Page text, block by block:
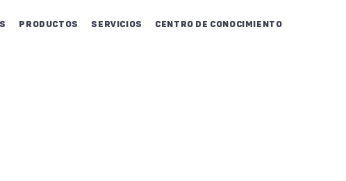
Productos Servicios
Centro de conocimiento